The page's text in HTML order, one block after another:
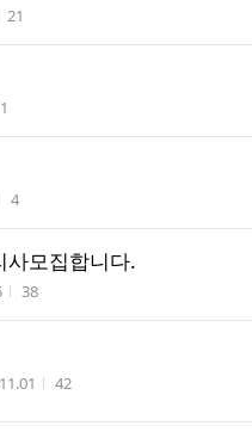
조회수
21
회수
조회수
4
사모집합니다.
조회수
38
시간 조회수
42